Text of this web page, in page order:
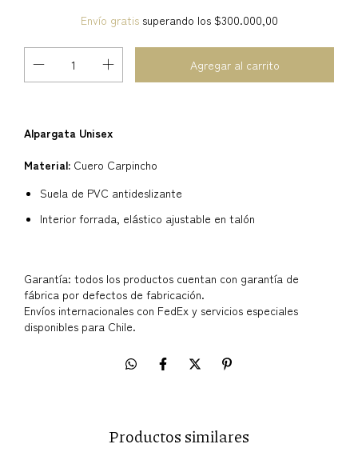
Envío gratis superando los $300.000,00
Alpargata Unisex
Material: Cuero Carpincho
Suela de PVC antideslizante
Interior forrada, elástico ajustable en talón
Garantía: todos los productos cuentan con garantía de
fábrica por defectos de fabricación.
Envíos internacionales con FedEx y servicios especiales
disponibles para Chile.
Productos similares